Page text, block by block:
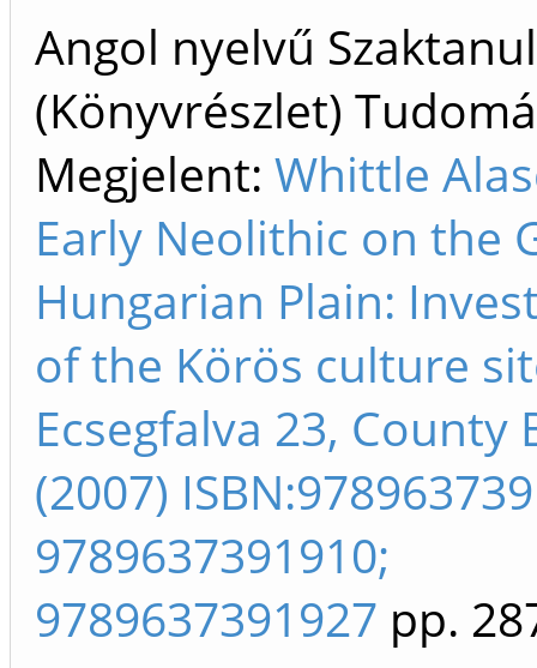
Angol nyelvű
(Könyvrészlet)
Megjelent: Whittle
Early Neolithic on the
Hungarian Plain:
of the Körös culture
Ecsegfalva 23, County
(2007)
9789637391910;
9789637391927 pp.